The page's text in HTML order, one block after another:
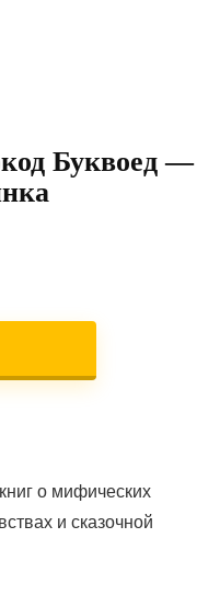
Буквоед —
о мифических
и сказочной